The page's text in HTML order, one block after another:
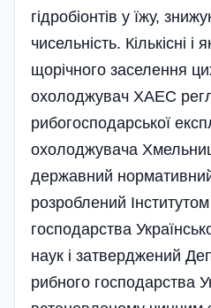
гідробі­онтів у їжу,
чисельність. Кількісні і
щорічного заселення
охолоджувач ХАЕС
рибогосподарської
охолоджувача
державний
розроблений
господарства
наук і затверджений
рибного господарства